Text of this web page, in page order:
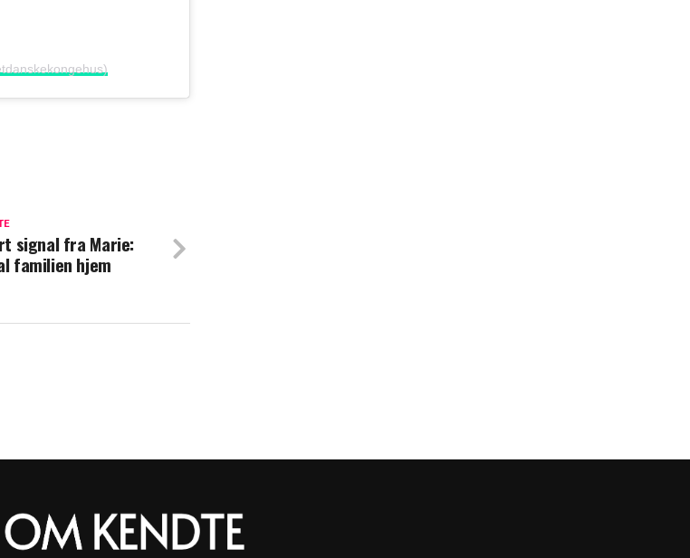
blev hun rørt
signal fra Marie:
familien hjem